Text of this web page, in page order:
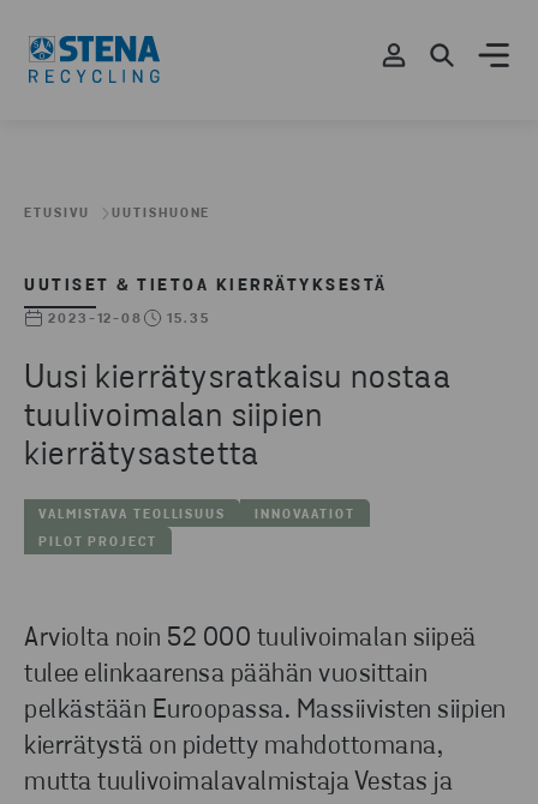
ETUSIVU UUTISHUONE
UUTISET & TIETOA KIERRÄTYKSESTÄ
2023-12-08 15.35
Uusi kierrätysratkaisu nostaa
tuulivoimalan siipien
kierrätysastetta
VALMISTAVA TEOLLISUUS INNOVAATIOT
PILOT PROJECT
Arviolta noin 52 000 tuulivoimalan siipeä
tulee elinkaarensa päähän vuosittain
pelkästään Euroopassa. Massiivisten siipien
kierrätystä on pidetty mahdottomana,
mutta tuulivoimalavalmistaja Vestas ja